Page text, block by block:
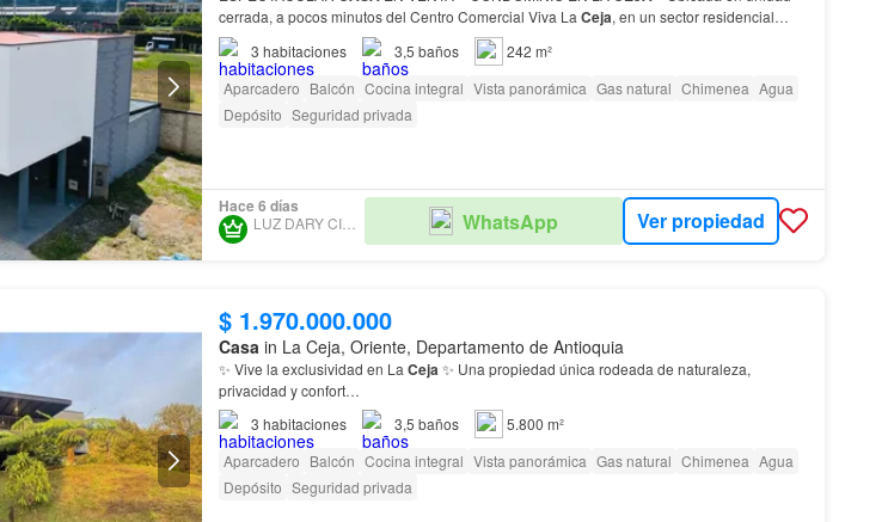
cerrada, a pocos minutos del Centro Comercial Viva La Ceja, en un sector residencial
3 habitaciones 3,5 baños
242 m²
Aparcadero Balcón Cocina integral Vista panorámica Gas natural Chimenea Agua
Depósito Seguridad privada
Hace 6 días
LUZ DARY CIRO LOPEZ WhatsApp Ver propiedad
$ 1.970.000.000
Casa in La Ceja, Oriente, Departamento de Antioquia
✨ Vive la exclusividad en La Ceja✨ Una propiedad única rodeada de naturaleza,
privacidad y confort…
3 habitaciones 3,5 baños
5.800 m²
Aparcadero Balcón Cocina integral Vista panorámica Gas natural Chimenea Agua
Depósito Seguridad privada